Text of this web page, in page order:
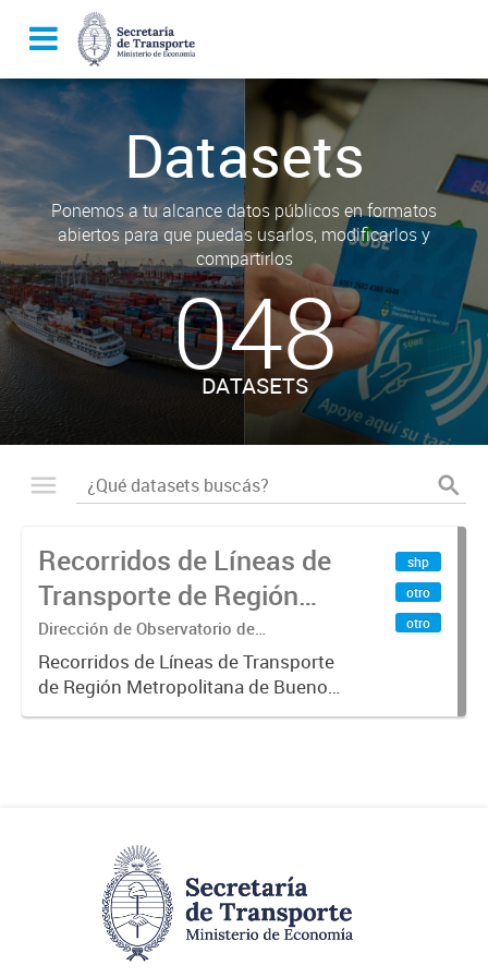
Datasets
Ponemos a tu alcance datos públicos en formatos
abiertos para que puedas usarlos, modificarlos y
compartirlos
048
DATASETS
Recorridos de Líneas de
Transporte de Región
Metropolitana de
Buenos Aires (RMBA)
Dirección de Observatorio de
Transporte, Estudio y Sistemas
Recorridos de Líneas de Transporte
de Región Metropolitana de Buenos
Aires (RMBA).-
shp
otro
otro